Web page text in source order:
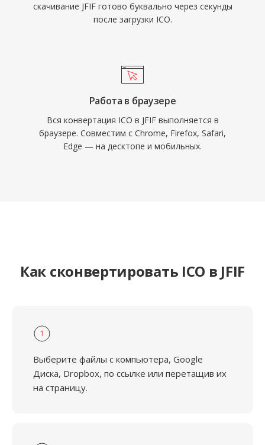
скачивание JFIF готово буквально через секунды
после загрузки ICO.
Работа в браузере
Вся конвертация ICO в JFIF выполняется в
браузере. Совместим с Chrome, Firefox, Safari,
Edge — на десктопе и мобильных.
Как сконвертировать ICO в JFIF
1
Выберите файлы с компьютера, Google
Диска, Dropbox, по ссылке или перетащив их
на страницу.